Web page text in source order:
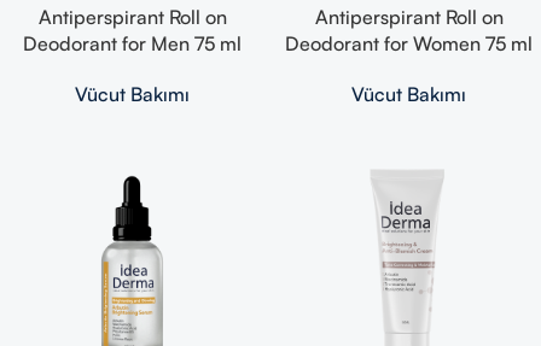
Antiperspirant Roll on
Deodorant for Men 75 ml
Vücut Bakımı
Antiperspirant Roll on
Deodorant for Women 75 ml
Vücut Bakımı